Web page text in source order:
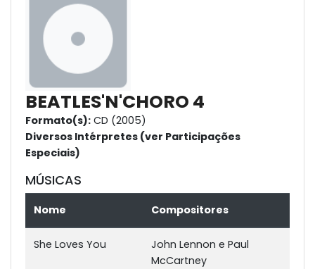
BEATLES'N'CHORO 4
Formato(s): CD (2005)
Diversos Intérpretes (ver Participações
Especiais)
MÚSICAS
Nome Compositores
She Loves You
John Lennon e Paul
McCartney